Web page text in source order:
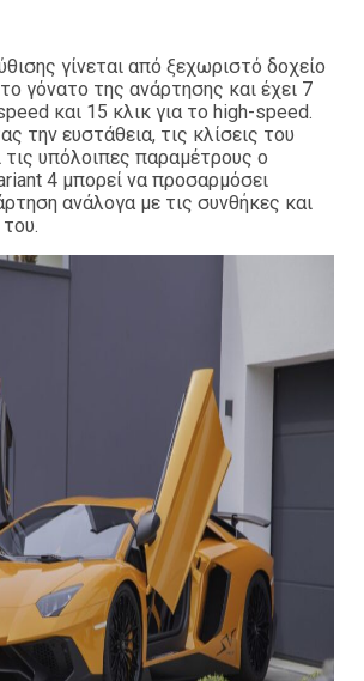
γίνεται από ξεχωριστό δοχείο
γόνατο της ανάρτησης και έχει 7
και 15 κλικ για το high-speed.
την ευστάθεια, τις κλίσεις του
υπόλοιπες παραμέτρους ο
4 μπορεί να προσαρμόσει
ανάλογα με τις συνθήκες και